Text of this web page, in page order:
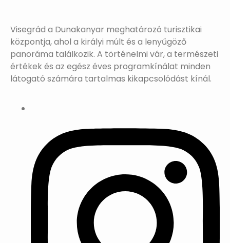
Visegrád a Dunakanyar meghatározó turisztikai
központja, ahol a királyi múlt és a lenyűgöző
panoráma találkozik. A történelmi vár, a természeti
értékek és az egész éves programkínálat minden
látogató számára tartalmas kikapcsolódást kínál.